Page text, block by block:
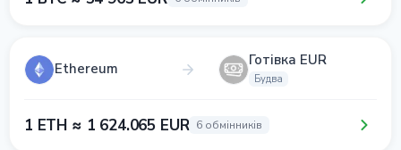
Ethereum Готівка EUR
Будва
1 ETH ≈ 1 624.065 EUR 6 обмінників